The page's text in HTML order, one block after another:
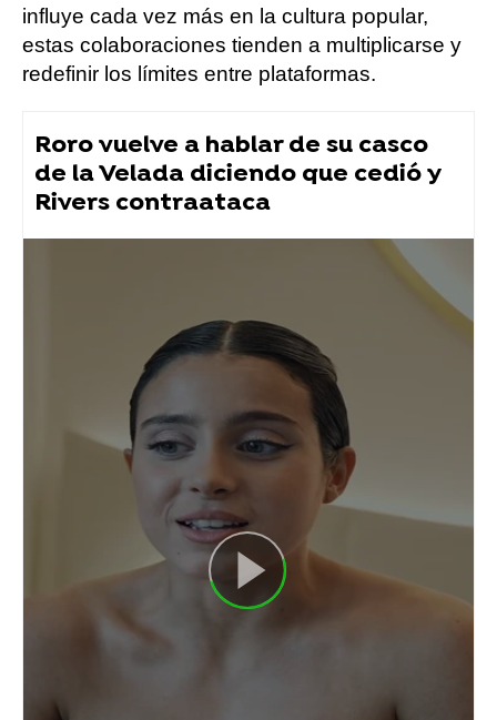
influye cada vez más en la cultura popular,
estas colaboraciones tienden a multiplicarse y
redefinir los límites entre plataformas.
Roro vuelve a hablar de su casco
de la Velada diciendo que cedió y
Rivers contraataca